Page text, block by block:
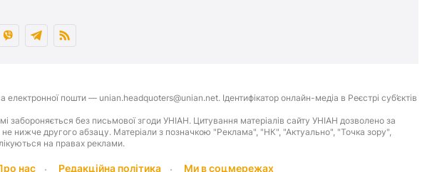
пошти — unian.headquoters@unian.net. Ідентифікатор онлайн-медіа в Реєстрі суб’єктів
без письмової згоди УНІАН. Цитування матеріалів сайту УНІАН дозволено за
нижче другого абзацу. Матеріали з позначкою "Реклама", "НК", "Актуально", "Точка зору",
на правах реклами.
нас Редакційна політика Ми в соцмережах